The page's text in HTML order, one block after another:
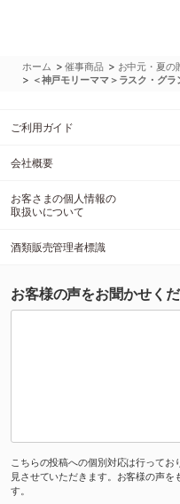
ホーム >催事商品 > お中元・夏の
> ＜神戸モリーママ＞ラスク・グ
ご利用ガイド
会社概要
お客さまの個人情報の
取扱いについて
酒類販売管理者標識
お客様の声をお聞かせく
こちらの投稿への個別対応は行って
見させていただきます。お客様の声
す。